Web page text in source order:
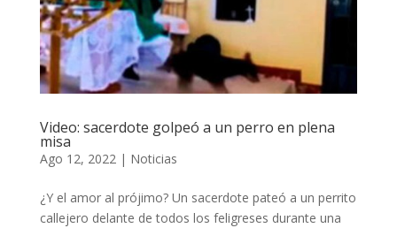
Video: sacerdote golpeó a un perro en plena
misa
Ago 12, 2022| Noticias
¿Y el amor al prójimo? Un sacerdote pateó a un perrito
callejero delante de todos los feligreses durante una